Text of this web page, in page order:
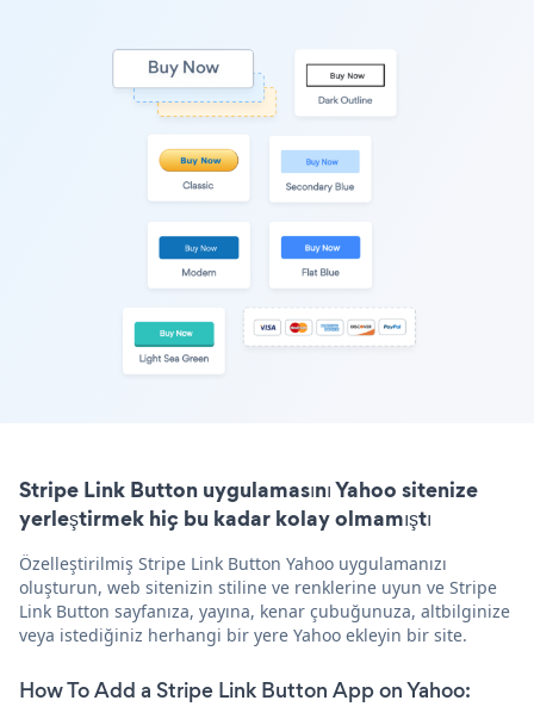
Stripe Link Button uygulamasını Yahoo sitenize
yerleştirmek hiç bu kadar kolay olmamıştı
Özelleştirilmiş Stripe Link Button Yahoo uygulamanızı
oluşturun, web sitenizin stiline ve renklerine uyun ve Stripe
Link Button sayfanıza, yayına, kenar çubuğunuza, altbilginize
veya istediğiniz herhangi bir yere Yahoo ekleyin bir site.
How To Add a Stripe Link Button App on Yahoo: